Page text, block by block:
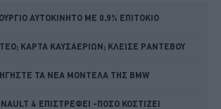
ΑΥΤΟΚΙΝΗΤΟ ΜΕ 0,9% ΕΠΙΤΟΚΙΟ
ΚΑΡΤΑ ΚΑΥΣΑΕΡΙΩΝ; ΚΛΕΙΣΕ ΡΑΝΤΕΒΟΥ
ΤΑ ΝΕΑ ΜΟΝΤΕΛΑ ΤΗΣ BMW
4 ΕΠΙΣΤΡΕΦΕΙ -ΠΟΣΟ ΚΟΣΤΙΖΕΙ